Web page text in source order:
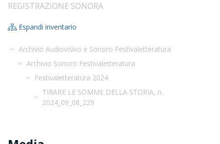
REGISTRAZIONE SONORA
Espandi inventario
Archivio Audiovisivo e Sonoro Festivaletteratura
Archivio Sonoro Festivaletteratura
Festivaletteratura 2024
TIRARE LE SOMME DELLA STORIA, n.
2024_09_08_229